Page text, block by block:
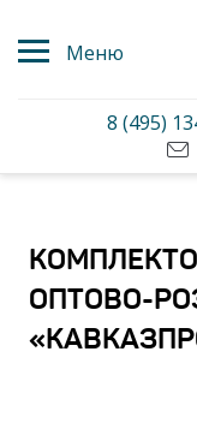
Меню
8 (495)
ОПТОВО-